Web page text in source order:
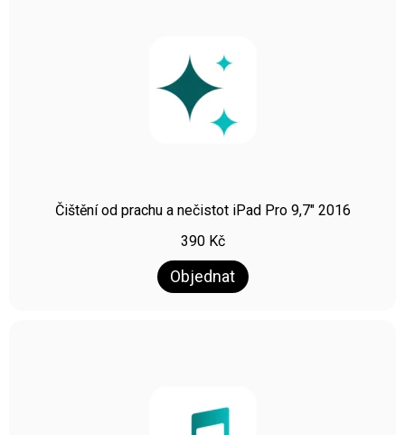
Čištění od prachu a nečistot iPad Pro 9,7″ 2016
390 Kč
Objednat